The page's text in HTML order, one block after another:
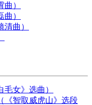
）
）
曲）
女》选曲）
《智取威虎山》选段